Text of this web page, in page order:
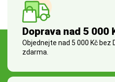
Doprava nad 5 000
Objednejte nad 5 000 Kč bez
zdarma.